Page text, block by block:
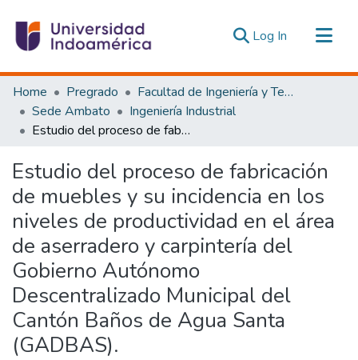
Log In (current)
Communities & Collections
All of DSpace
Statistics
Home Pregrado
Facultad de Ingeniería y Tecnologías de la Información y la Comunicación
Sede Ambato
Ingeniería Industrial
Estudio del proceso de fabricación de muebles y su incidencia en los niveles de productividad en el área de aserradero y carpintería del Gobierno Autónomo Descentralizado Municipal del Cantón Baños de Agua Santa (GADBAS).
Estudio del proceso de fabricación
de muebles y su incidencia en los
niveles de productividad en el área
de aserradero y carpintería del
Gobierno Autónomo
Descentralizado Municipal del
Cantón Baños de Agua Santa
(GADBAS).